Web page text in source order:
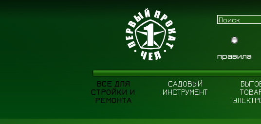
правила
ВСЕ ДЛЯ
СТРОЙКИ И
РЕМОНТА
САДОВЫЙ
ИНСТРУМЕНТ